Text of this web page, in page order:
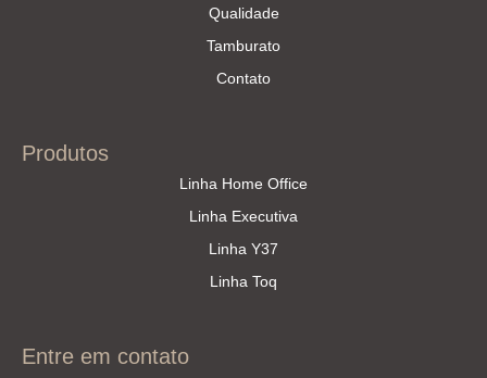
Qualidade
Tamburato
Contato
Produtos
Linha Home Office
Linha Executiva
Linha Y37
Linha Toq
Entre em contato